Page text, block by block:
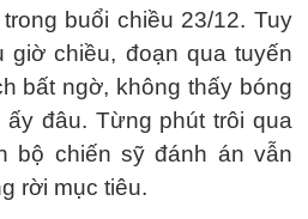
buổi chiều 23/12. Tuy
giờ chiều, đoạn qua tuyến
bất ngờ, không thấy bóng
ấy đâu. Từng phút trôi qua
bộ chiến sỹ đánh án vẫn
rời mục tiêu.